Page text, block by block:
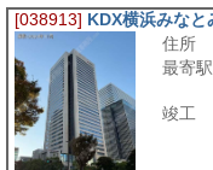
[038913] KDX横浜みなと
住所
最寄駅
竣工